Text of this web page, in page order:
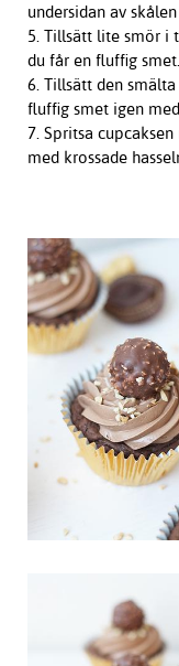
undersidan av
5. Tillsätt lite smör i
du får en fluffig smet.
6. Tillsätt den
fluffig smet igen
7. Spritsa
med krossade